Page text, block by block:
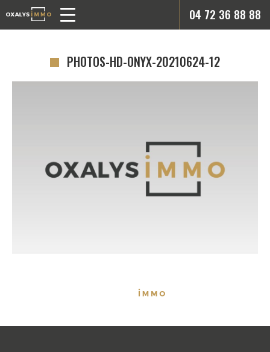
PHOTOS-HD-ONYX-20210624-12
04 72 36 88 88